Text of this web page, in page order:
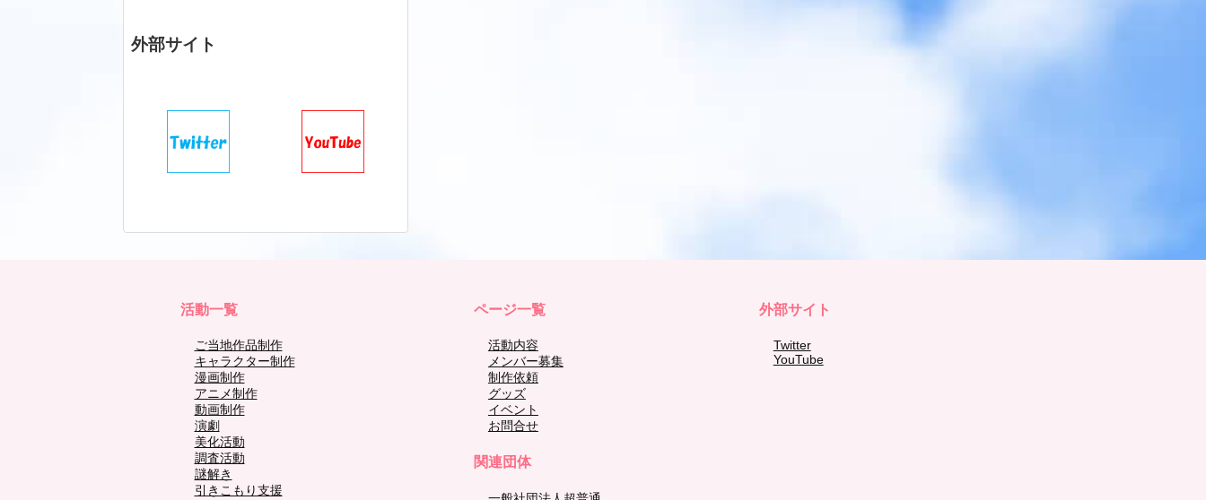
外部サイト
活動一覧
ご当地作品制作
キャラクター制作
漫画制作
アニメ制作
動画制作
演劇
美化活動
調査活動
謎解き
引きこもり支援
ページ一覧
活動内容
メンバー募集
制作依頼
グッズ
イベント
お問合せ
関連団体
外部サイト
Twitter
YouTube